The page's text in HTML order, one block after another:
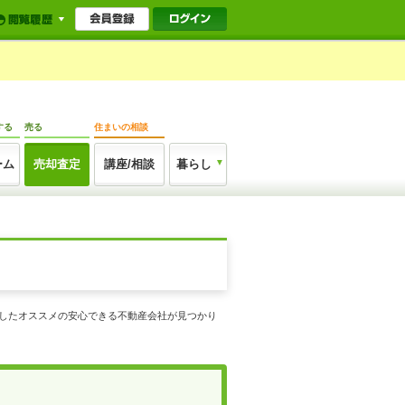
る
ム
売る
売却査定
住まいの相談
講座/相談 暮らし
たオススメの安心できる不動産会社が見つかり